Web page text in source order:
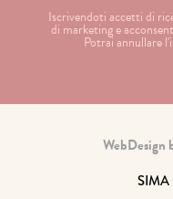
Iscrivendoti accetti di
di marketing e
Potrai annullare
WebDesign
SIMA